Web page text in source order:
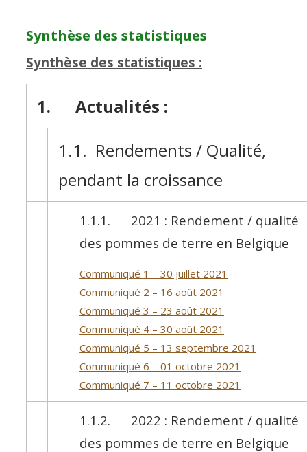
Synthèse des statistiques
Synthèse des statistiques :
1. Actualités :
1.1. Rendements / Qualité,
pendant la croissance
1.1.1. 2021 : Rendement / qualité
des pommes de terre en Belgique
Communiqué 1 – 30 juillet 2021
Communiqué 2 – 16 août 2021
Communiqué 3 – 23 août 2021
Communiqué 4 – 30 août 2021
Communiqué 5 – 13 septembre 2021
Communiqué 6 – 01 octobre 2021
Communiqué 7 – 11 octobre 2021
1.1.2. 2022 : Rendement / qualité
des pommes de terre en Belgique